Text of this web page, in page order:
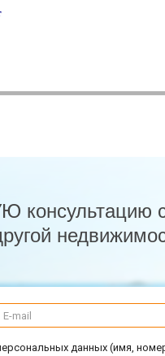
консультацию
данных (имя,